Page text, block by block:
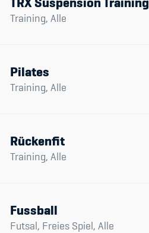
Training, Alle
Pilates
Training, Alle
Rückenfit
Training, Alle
Fussball
Futsal, Freies Spiel, Alle